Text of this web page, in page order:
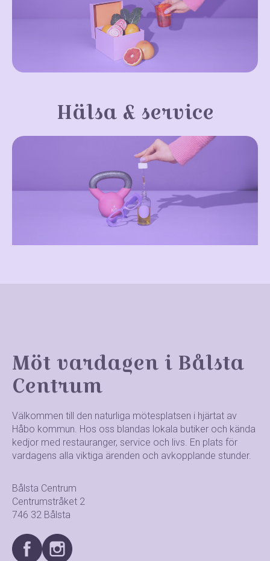
Hälsa & service
Möt vardagen i Bålsta
Centrum
Välkommen till den naturliga mötesplatsen i hjärtat av
Håbo kommun. Hos oss blandas lokala butiker och kända
kedjor med restauranger, service och livs. En plats för
vardagens alla viktiga ärenden och avkopplande stunder.
Bålsta Centrum
Centrumstråket 2
746 32 Bålsta